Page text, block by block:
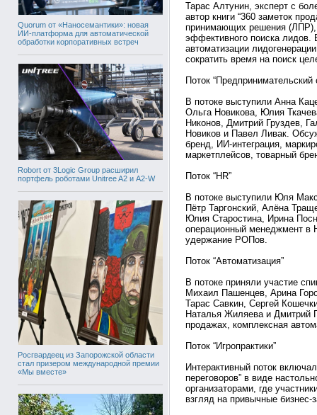
Quorum от «Наносемантики»: новая
ИИ-платформа для автоматической
обработки корпоративных встреч
Robort от 3Logic Group расширил
портфель роботами Unitree A2 и A2-W
Росгвардеец из Запорожской области
стал призером международной премии
«Мы вместе»
Тарас Алтунин, эксперт с
автор книги “360 заметок
принимающих решения
эффективного поиска лидов.
автоматизации
сократить время на поиск
Поток
В потоке выступили Анна
Ольга Новикова, Юлия
Никонов, Дмитрий Груздев,
Новиков и Павел Ливак.
бренд, ИИ-интеграция,
маркетплейсов, товарный
Поток “HR”
В потоке выступили Юля
Пётр Таргонский, Алёна
Юлия Старостина, Ирина
операционный менеджмент в
удержание РОПов.
Поток “Автоматизация”
В потоке приняли участие
Михаил Пашенцев, Арина
Тарас Савкин, Сергей
Наталья Жиляева и Дмитрий
продажах, комплексная
Поток “Игропрактики”
Интерактивный поток
переговоров” в виде
организаторами, где
взгляд на привычные бизнес-